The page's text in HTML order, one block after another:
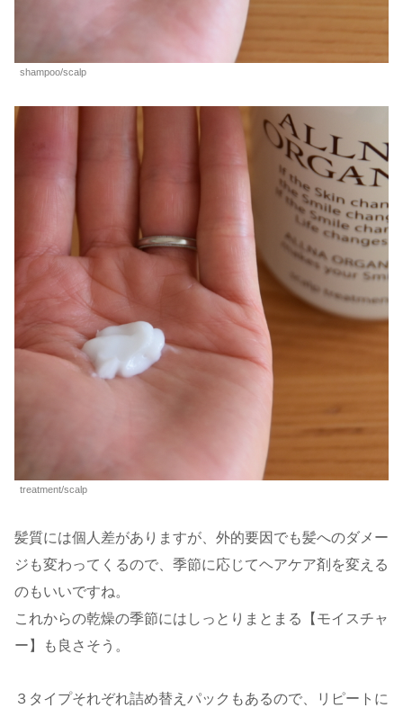
shampoo/scalp
treatment/scalp
髪質には個人差がありますが、外的要因でも髪へのダメー
ジも変わってくるので、季節に応じてヘアケア剤を変える
のもいいですね。
これからの乾燥の季節にはしっとりまとまる【モイスチャ
ー】も良さそう。
３タイプそれぞれ詰め替えパックもあるので、リピートに